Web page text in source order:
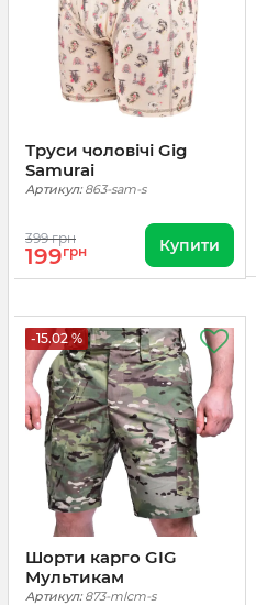
Труси чоловічі Gig
Samurai
Артикул:863-sam-s
399 грн
199грн Купити
-15.02 %
Шорти карго GIG
Мультикам
Артикул:873-mlcm-s